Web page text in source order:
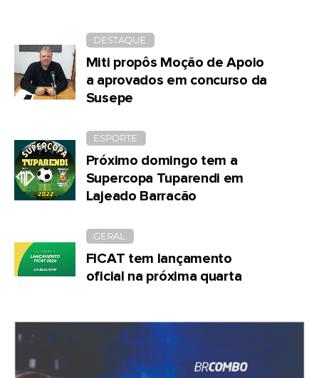
DESTAQUE
Miti propôs Moção de Apoio
a aprovados em concurso da
Susepe
ESPORTE
Próximo domingo tem a
Supercopa Tuparendi em
Lajeado Barracão
GERAL
FICAT tem lançamento
oficial na próxima quarta